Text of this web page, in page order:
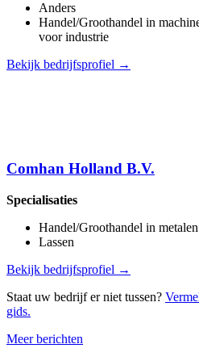
Anders
Handel/Groothandel in
voor industrie
Bekijk bedrijfsprofiel →
Comhan Holland B.V.
Specialisaties
Handel/Groothandel in metalen
Lassen
Bekijk bedrijfsprofiel →
Staat uw bedrijf er niet tussen?
gids.
Meer berichten